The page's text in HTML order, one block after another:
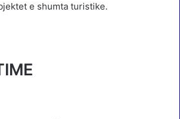
e shumta turistike.